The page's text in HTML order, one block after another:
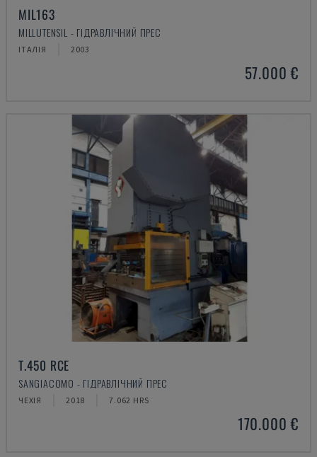
MIL163
MILLUTENSIL - ГІДРАВЛІЧНИЙ ПРЕС
ІТАЛІЯ 2003
57.000 €
T.450 RCE
SANGIACOMO - ГІДРАВЛІЧНИЙ ПРЕС
ЧЕХІЯ 2018 7.062 HRS
170.000 €